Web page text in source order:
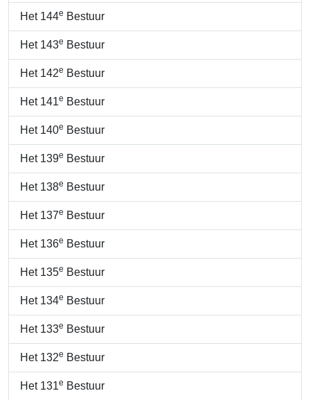
Het 144e Bestuur
Het 143e Bestuur
Het 142e Bestuur
Het 141e Bestuur
Het 140e Bestuur
Het 139e Bestuur
Het 138e Bestuur
Het 137e Bestuur
Het 136e Bestuur
Het 135e Bestuur
Het 134e Bestuur
Het 133e Bestuur
Het 132e Bestuur
Het 131e Bestuur